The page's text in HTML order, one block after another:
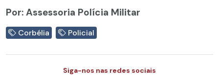
Por: Assessoria Polícia Militar
Corbélia Policial
Siga-nos nas redes sociais